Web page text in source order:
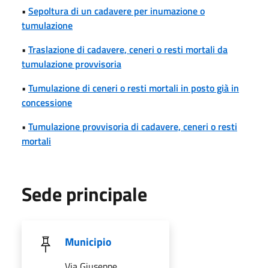
• Sepoltura di un cadavere per inumazione o
tumulazione
• Traslazione di cadavere, ceneri o resti mortali da
tumulazione provvisoria
• Tumulazione di ceneri o resti mortali in posto già in
concessione
• Tumulazione provvisoria di cadavere, ceneri o resti
mortali
Sede principale
Municipio